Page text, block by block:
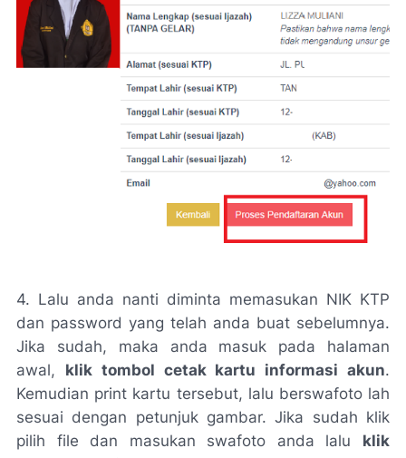
4. Lalu anda nanti diminta memasukan NIK KTP
dan password yang telah anda buat sebelumnya.
Jika sudah, maka anda masuk pada halaman
awal, klik tombol cetak kartu informasi akun.
Kemudian print kartu tersebut, lalu berswafoto lah
sesuai dengan petunjuk gambar. Jika sudah klik
pilih file dan masukan swafoto anda lalu klik